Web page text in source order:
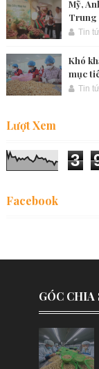
Mỹ,
Trung
Tin
Khó
mục
Tin
Lượt Xem
3
Facebook
GÓC